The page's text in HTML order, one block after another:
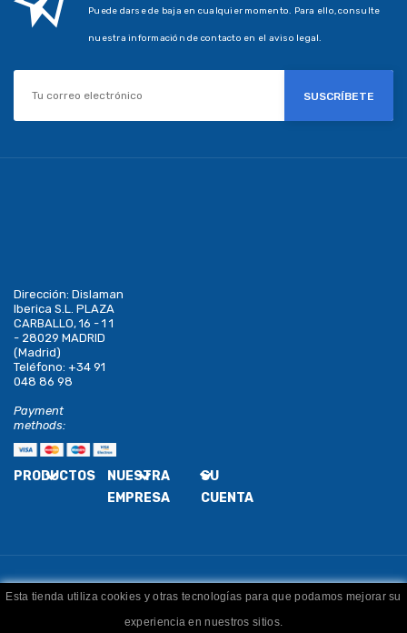
Puede darse de baja en cualquier momento. Para ello, consulte
nuestra información de contacto en el aviso legal.
SUSCRÍBETE
Dirección: Dislaman
Iberica S.L. PLAZA
CARBALLO, 16 - 1 1
- 28029 MADRID
(Madrid)
Teléfono: +34 91
048 86 98
Payment
methods:
PRODUCTOS
NUESTRA
EMPRESA
SU
CUENTA
Esta tienda utiliza cookies y otras tecnologías para que podamos mejorar su
experiencia en nuestros sitios.
Dislaman . Todos los derechos reservados